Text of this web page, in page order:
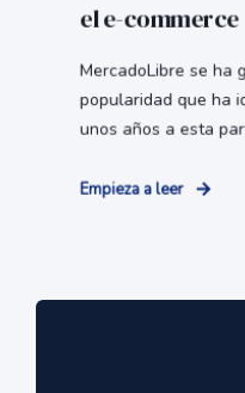
el e-commerce
MercadoLibre se ha
popularidad que ha
unos años a esta
Empieza a leer